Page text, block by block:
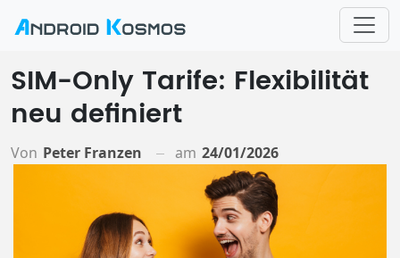
SIM-Only Tarife: Flexibilität
neu definiert
Von Peter Franzen am 24/01/2026